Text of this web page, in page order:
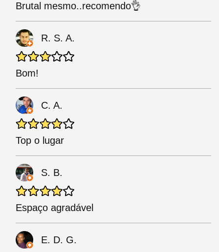
Brutal mesmo..recomendo👌
R. S. A.
Bom!
C. A.
Top o lugar
S. B.
Espaço agradável
E. D. G.